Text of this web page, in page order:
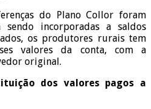
do Plano Collor foram
sendo incorporadas a saldos
os produtores rurais tem
valores da conta, com a
original.
dos valores pagos a